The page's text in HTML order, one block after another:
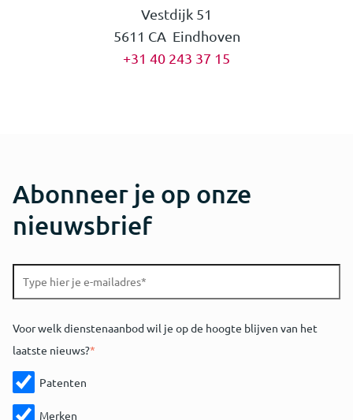
Vestdijk 51
5611 CA Eindhoven
+31 40 243 37 15
Abonneer je op onze
nieuwsbrief
Voor welk dienstenaanbod wil je op de hoogte blijven van het
laatste nieuws?*
Patenten
Merken